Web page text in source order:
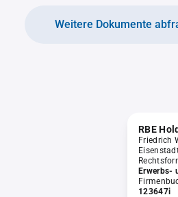
Weitere Dokumente
RBE
Friedrich
Erwerbs-
123647i